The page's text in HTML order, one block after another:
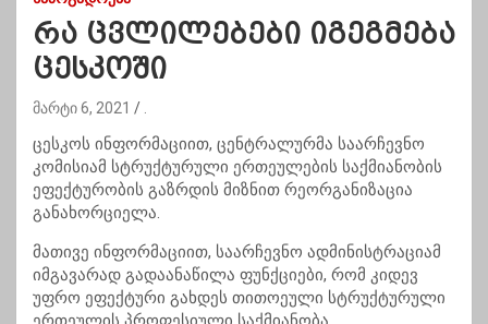
რა ცვლილებები იგეგმება
ცესკოში
მარტი 6, 2021
ცესკოს ინფორმაციით, ცენტრალურმა საარჩევნო
კომისიამ სტრუქტურული ერთეულების საქმიანობის
ეფექტურობის გაზრდის მიზნით რეორგანიზაცია
განახორციელა.
მათივე ინფორმაციით, საარჩევნო ადმინისტრაციამ
იმგავარად გადაანაწილა ფუნქციები, რომ კიდევ
უფრო ეფექტური გახდეს თითოეული სტრუქტურული